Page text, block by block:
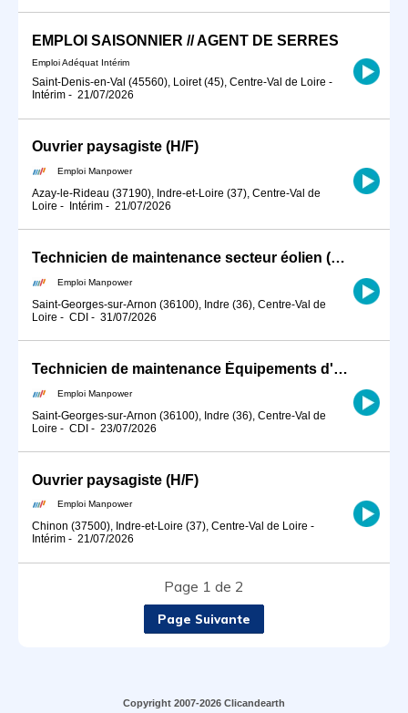
EMPLOI SAISONNIER // AGENT DE SERRES
Emploi Adéquat Intérim
Saint-Denis-en-Val (45560), Loiret (45), Centre-Val de Loire -
Intérim - 21/07/2026
Ouvrier paysagiste (H/F)
Emploi Manpower
Azay-le-Rideau (37190), Indre-et-Loire (37), Centre-Val de
Loire - Intérim - 21/07/2026
Technicien de maintenance secteur éolien (H/F)
Emploi Manpower
Saint-Georges-sur-Arnon (36100), Indre (36), Centre-Val de
Loire - CDI - 31/07/2026
Technicien de maintenance Équipements d'Accès Éolien H/F (H/F)
Emploi Manpower
Saint-Georges-sur-Arnon (36100), Indre (36), Centre-Val de
Loire - CDI - 23/07/2026
Ouvrier paysagiste (H/F)
Emploi Manpower
Chinon (37500), Indre-et-Loire (37), Centre-Val de Loire -
Intérim - 21/07/2026
Page 1 de 2
Page Suivante
Copyright 2007-2026 Clicandearth